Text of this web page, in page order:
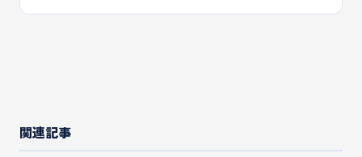
関連記事